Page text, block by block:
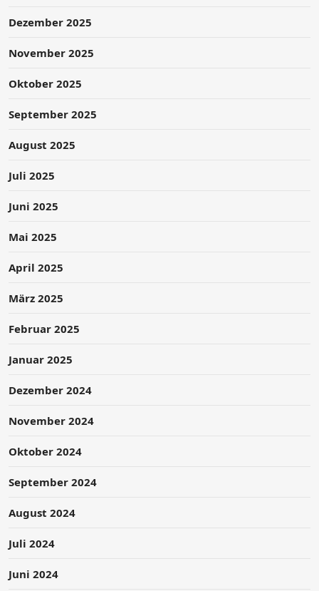
Dezember 2025
November 2025
Oktober 2025
September 2025
August 2025
Juli 2025
Juni 2025
Mai 2025
April 2025
März 2025
Februar 2025
Januar 2025
Dezember 2024
November 2024
Oktober 2024
September 2024
August 2024
Juli 2024
Juni 2024